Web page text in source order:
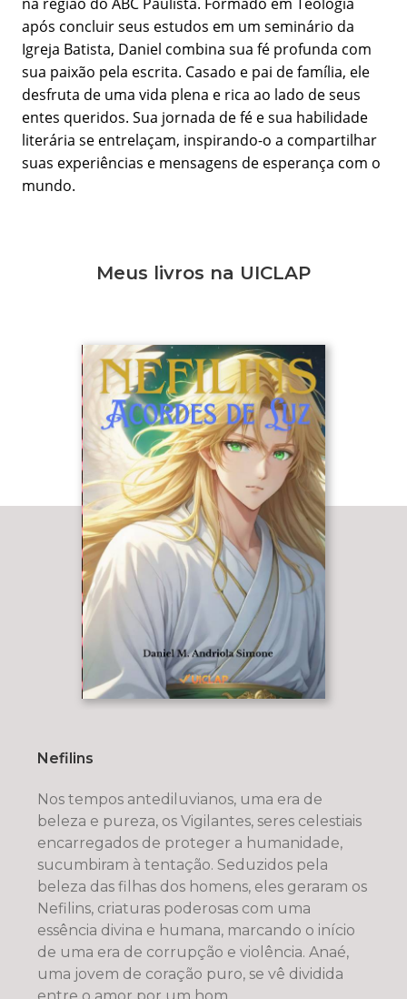
após concluir seus estudos em um seminário da
Igreja Batista, Daniel combina sua fé profunda com
sua paixão pela escrita. Casado e pai de família, ele
desfruta de uma vida plena e rica ao lado de seus
entes queridos. Sua jornada de fé e sua habilidade
literária se entrelaçam, inspirando-o a compartilhar
suas experiências e mensagens de esperança com o
mundo.
Meus livros na UICLAP
Nefilins
Nos tempos antediluvianos, uma era de
beleza e pureza, os Vigilantes, seres celestiais
encarregados de proteger a humanidade,
sucumbiram à tentação. Seduzidos pela
beleza das filhas dos homens, eles geraram os
Nefilins, criaturas poderosas com uma
essência divina e humana, marcando o início
de uma era de corrupção e violência. Anaé,
uma jovem de coração puro, se vê dividida
entre o amor por um hom